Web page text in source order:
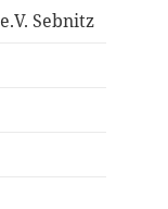
Sebnitz